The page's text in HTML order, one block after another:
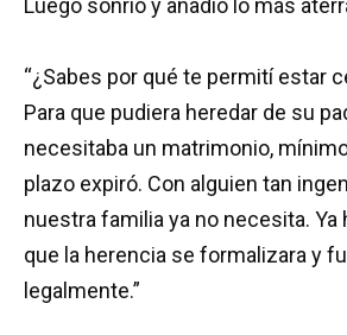
Luego sonrió y añadió lo más
“¿Sabes por qué te permití estar
Para que pudiera heredar de su
necesitaba un matrimonio,
plazo expiró. Con alguien tan
nuestra familia ya no necesita. Ya
que la herencia se formalizara y
legalmente.”